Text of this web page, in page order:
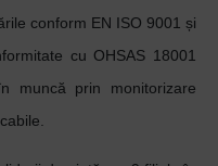
conform EN ISO 9001 și
cu OHSAS 18001
muncă prin monitorizare